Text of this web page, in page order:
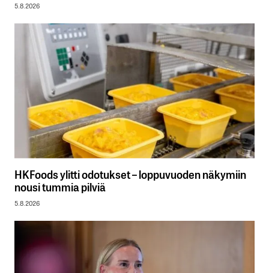
5.8.2026
HKFoods ylitti odotukset – loppuvuoden näkymiin
nousi tummia pilviä
5.8.2026